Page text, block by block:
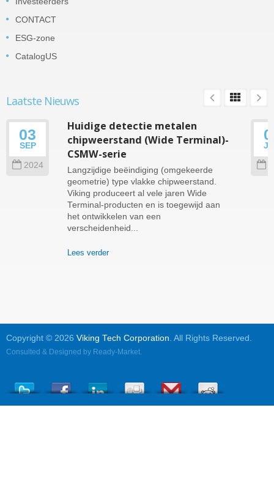
CONTACT
ESG-zone
CatalogUS
Laatste Nieuws
03
SEP
2024
Huidige detectie metalen
chipweerstand (Wide Terminal)-
CSMW-serie
Langzijdige beëindiging (omgekeerde
geometrie) type vlakke chipweerstand.
Viking produceert al vele jaren Wide
Terminal-producten en is toegewijd aan
het ontwikkelen van een
verscheidenheid...
Lees verder
Copyright © 2026 Viking Tech Corporation. All Rights Reserved.
Consulted & Designed by Ready-Market.